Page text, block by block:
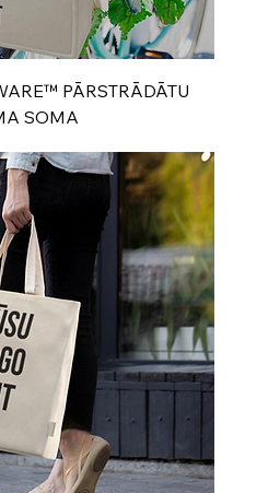
PĀRSTRĀDĀTU
SOMA